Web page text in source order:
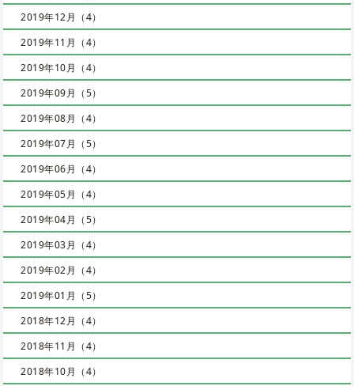
2019年12月（4）
2019年11月（4）
2019年10月（4）
2019年09月（5）
2019年08月（4）
2019年07月（5）
2019年06月（4）
2019年05月（4）
2019年04月（5）
2019年03月（4）
2019年02月（4）
2019年01月（5）
2018年12月（4）
2018年11月（4）
2018年10月（4）